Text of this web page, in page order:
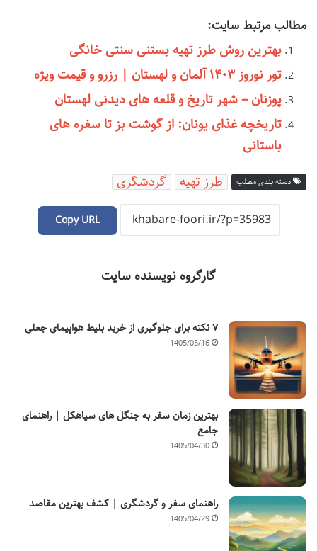
مطالب مرتبط سایت:
بهترین روش طرز تهیه بستنی سنتی خانگی
تور نوروز ۱۴۰۳ آلمان و لهستان | رزرو و قیمت ویژه
پوزنان – شهر تاریخ و قلعه های دیدنی لهستان
تاریخچه غذای یونان: از گوشت بز تا سفره های
باستانی
دسته بندی مطلب طرز تهیه گردشگری
Copy URL
گارگروه نویسنده سایت
۷ نکته برای جلوگیری از خرید بلیط هواپیمای جعلی
1405/05/16
بهترین زمان سفر به جنگل های سیاهکل | راهنمای
جامع
1405/04/30
راهنمای سفر و گردشگری | کشف بهترین مقاصد
1405/04/29